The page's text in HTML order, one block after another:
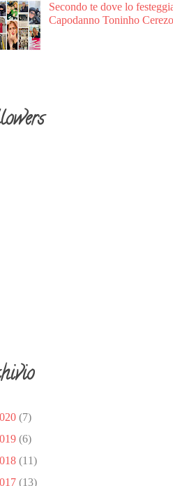
Secondo te dove lo
Capodanno Toninho
(7)
(6)
(11)
(13)